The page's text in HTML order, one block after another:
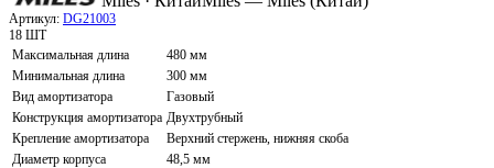
Артикул: DG21003
18 ШТ
Максимальная длина
480 мм
Минимальная длина
300 мм
Вид амортизатора
Газовый
Конструкция амортизатора Двухтрубный
Крепление амортизатора
Верхний стержень, нижняя скоба
Диаметр корпуса
48,5 мм